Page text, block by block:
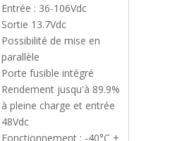
Entrée : 36-106Vdc
Sortie 13.7Vdc
Possibilité de mise en
parallèle
Porte fusible intégré
Rendement jusqu'à 89.9%
à pleine charge et entrée
48Vdc
Fonctionnement : -40°C +